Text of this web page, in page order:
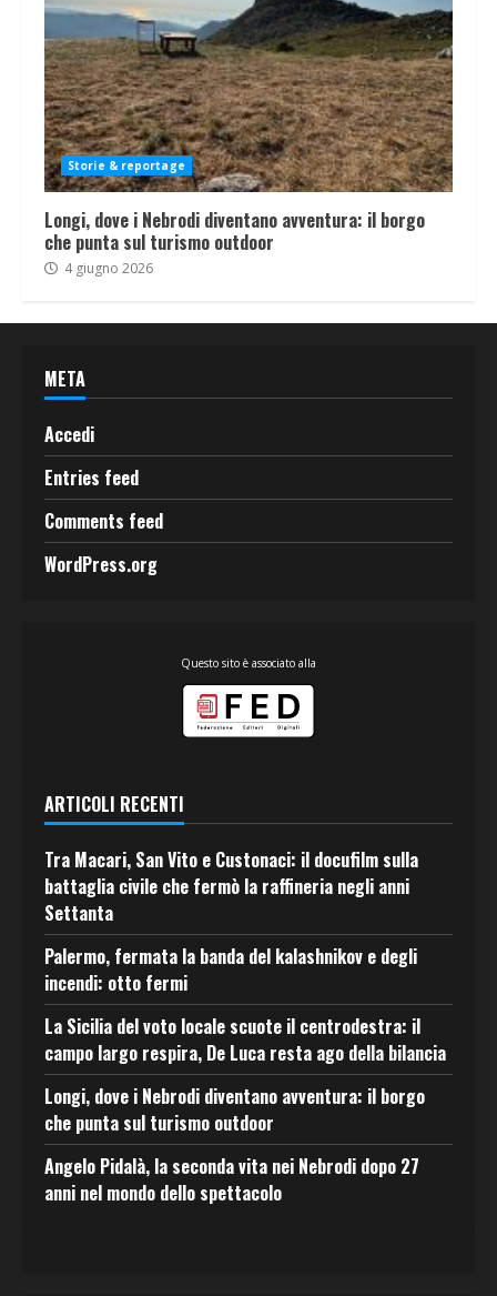
Storie & reportage
Longi, dove i Nebrodi diventano avventura: il borgo
che punta sul turismo outdoor
4 giugno 2026
META
Accedi
Entries feed
Comments feed
WordPress.org
Questo sito è associato alla
ARTICOLI RECENTI
Tra Macari, San Vito e Custonaci: il docufilm sulla
battaglia civile che fermò la raffineria negli anni
Settanta
Palermo, fermata la banda del kalashnikov e degli
incendi: otto fermi
La Sicilia del voto locale scuote il centrodestra: il
campo largo respira, De Luca resta ago della bilancia
Longi, dove i Nebrodi diventano avventura: il borgo
che punta sul turismo outdoor
Angelo Pidalà, la seconda vita nei Nebrodi dopo 27
anni nel mondo dello spettacolo